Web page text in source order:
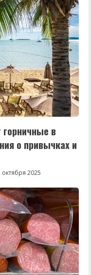
в
о привычках и
октября 2025